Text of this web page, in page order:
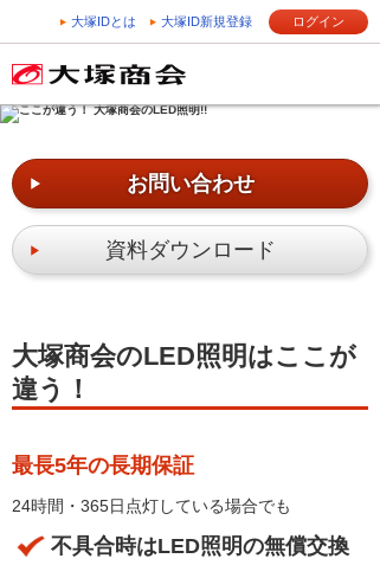
大塚IDとは 大塚ID新規登録 ログイン
お問い合わせ
資料ダウンロード
大塚商会のLED照明はここが
違う！
最長5年の長期保証
24時間・365日点灯している場合でも
不具合時はLED照明の無償交換